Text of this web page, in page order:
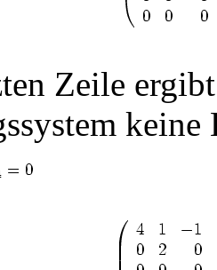
Zeile
keine